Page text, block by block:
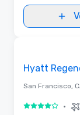
Hyatt
San Francisco,
4 von 5 •